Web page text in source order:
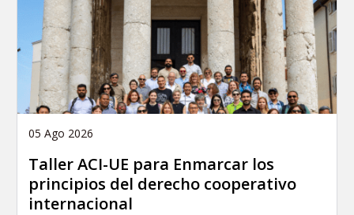
05 Ago 2026
Taller ACI-UE para Enmarcar los
principios del derecho cooperativo
internacional